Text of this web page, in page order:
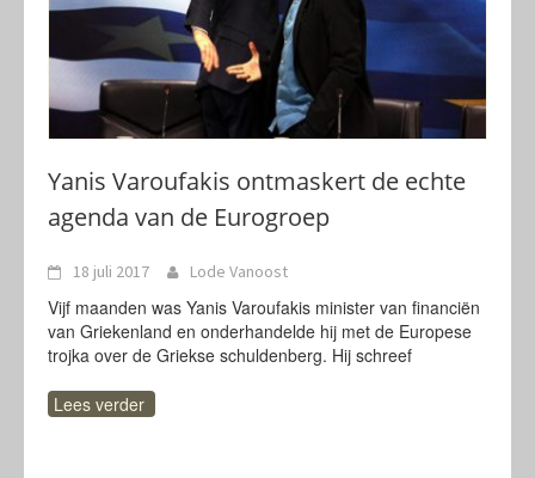
Yanis Varoufakis ontmaskert de echte
agenda van de Eurogroep
18 juli 2017 Lode Vanoost
Vijf maanden was Yanis Varoufakis minister van financiën
van Griekenland en onderhandelde hij met de Europese
trojka over de Griekse schuldenberg. Hij schreef
Lees verder